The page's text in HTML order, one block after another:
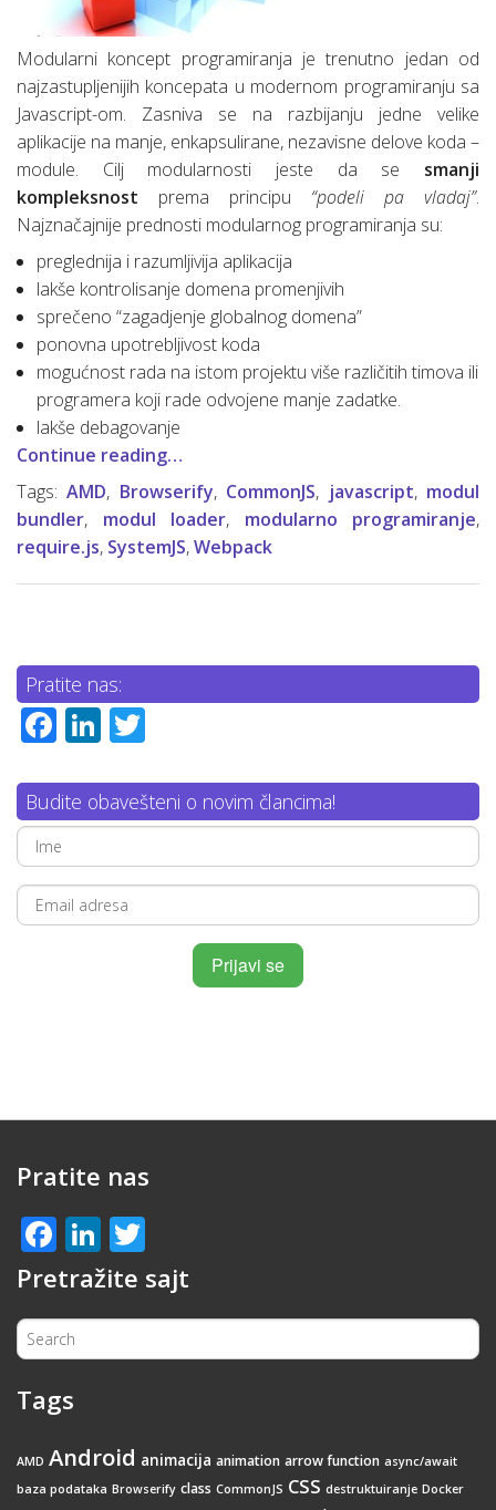
Modularni koncept programiranja je trenutno jedan od
najzastupljenijih koncepata u modernom programiranju sa
Javascript-om. Zasniva se na razbijanju jedne velike
aplikacije na manje, enkapsulirane, nezavisne delove koda –
module. Cilj modularnosti jeste da se smanji
kompleksnost prema principu “podeli pa vladaj”.
Najznačajnije prednosti modularnog programiranja su:
preglednija i razumljivija aplikacija
lakše kontrolisanje domena promenjivih
sprečeno “zagadjenje globalnog domena”
ponovna upotrebljivost koda
mogućnost rada na istom projektu više različitih timova ili
programera koji rade odvojene manje zadatke.
lakše debagovanje
Continue reading…
Tags:AMD, Browserify, CommonJS, javascript, modul
bundler, modul loader, modularno programiranje,
require.js, SystemJS,Webpack
Pratite nas:
Facebook
LinkedIn
Budite obavešteni o novim člancima!
Pratite nas
Facebook
LinkedIn
Pretražite sajt
Tags
AMD Android animacija animation arrow function async/await
baza podataka Browserify class CommonJS CSS destruktuiranje Docker